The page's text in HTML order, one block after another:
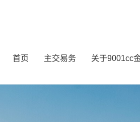
首页 主交易务 关于9001cc